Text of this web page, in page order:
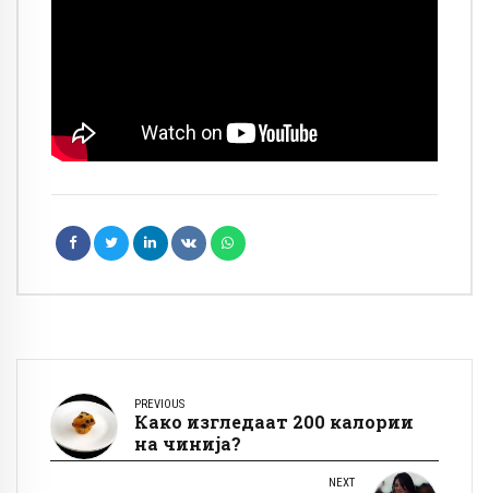
PREVIOUS
Како изгледаат 200 калории
на чинија?
NEXT